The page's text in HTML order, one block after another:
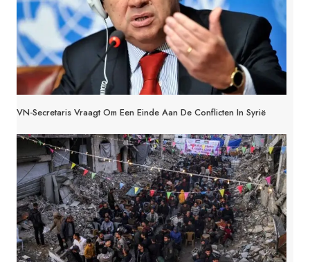
VN-Secretaris Vraagt Om Een Einde Aan De Conflicten In Syrië